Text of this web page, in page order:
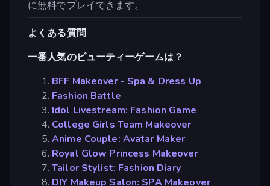
に無料でプレイできます。
よくある質問
一番人気のビューティーゲームは？
BFF Makeover - Spa & Dress Up
Fashion Battle
Idol Livestream: Fashion Game
College Girls Team Makeover
Anime Couple: Avatar Maker
Royal Glow Princess Makeover
Tailor Stylist: Fashion Diary
DIY Makeup Salon: SPA Makeover